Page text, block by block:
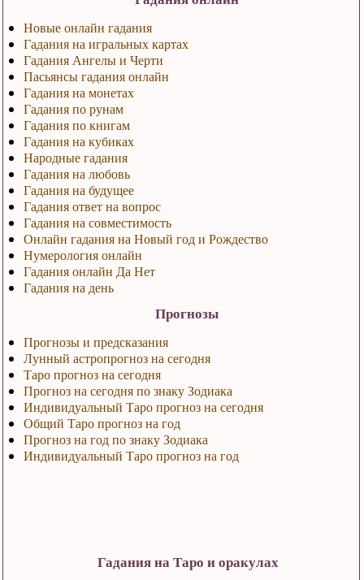
Новые онлайн гадания
Гадания на игральных картах
Гадания Ангелы и Черти
Пасьянсы гадания онлайн
Гадания на монетах
Гадания по рунам
Гадания по книгам
Гадания на кубиках
Народные гадания
Гадания на любовь
Гадания на будущее
Гадания ответ на вопрос
Гадания на совместимость
Онлайн гадания на Новый год и Рождество
Нумерология онлайн
Гадания онлайн Да Нет
Гадания на день
Прогнозы
Прогнозы и предсказания
Лунный астропрогноз на сегодня
Таро прогноз на сегодня
Прогноз на сегодня по знаку Зодиака
Индивидуальный Таро прогноз на сегодня
Общий Таро прогноз на год
Прогноз на год по знаку Зодиака
Индивидуальный Таро прогноз на год
Гадания на Таро и оракулах